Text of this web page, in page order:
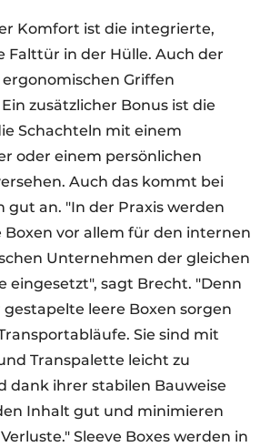
Komfort ist die integrierte,
Falttür in der Hülle. Auch der
Griffen
zusätzlicher Bonus ist die
Schachteln mit einem
oder einem persönlichen
Auch das kommt bei
gut an. "In der Praxis werden
Boxen vor allem für den internen
Unternehmen der gleichen
eingesetzt", sagt Brecht. "Denn
leere Boxen sorgen
Sie sind mit
Transpalette leicht zu
dank ihrer stabilen Bauweise
Inhalt gut und minimieren
Sleeve Boxes werden in